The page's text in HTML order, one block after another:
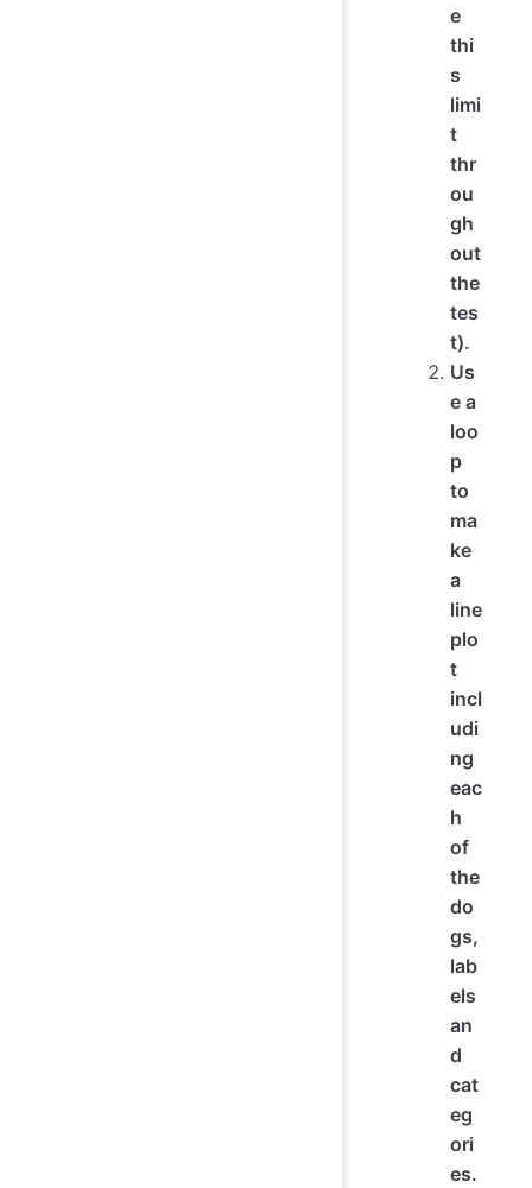
e
thi
s
limi
t
thr
ou
gh
out
the
tes
t).
Us
e a
loo
p
to
ma
ke
a
line
plo
t
incl
udi
ng
eac
h
of
the
do
gs,
lab
els
an
d
cat
eg
ori
es.